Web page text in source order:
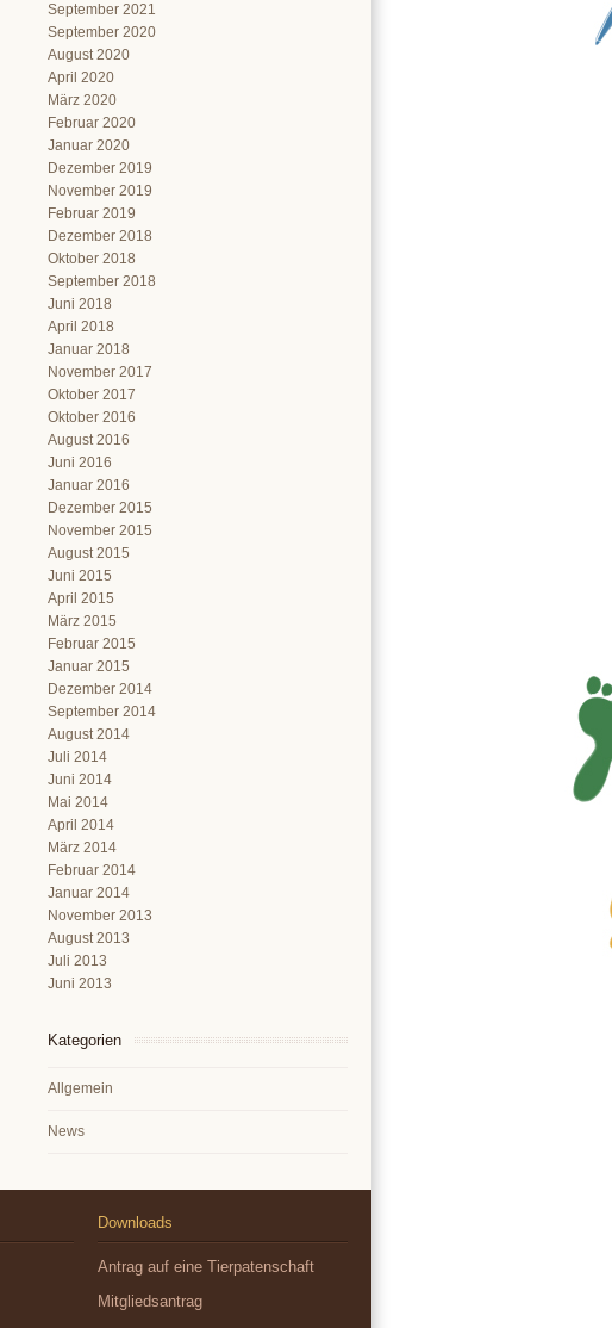
September 2021
September 2020
August 2020
April 2020
März 2020
Februar 2020
Januar 2020
Dezember 2019
November 2019
Februar 2019
Dezember 2018
Oktober 2018
September 2018
Juni 2018
April 2018
Januar 2018
November 2017
Oktober 2017
Oktober 2016
August 2016
Juni 2016
Januar 2016
Dezember 2015
November 2015
August 2015
Juni 2015
April 2015
März 2015
Februar 2015
Januar 2015
Dezember 2014
September 2014
August 2014
Juli 2014
Juni 2014
Mai 2014
April 2014
März 2014
Februar 2014
Januar 2014
November 2013
August 2013
Juli 2013
Juni 2013
Kategorien
Allgemein
News
Downloads
Antrag auf eine Tierpatenschaft
Mitgliedsantrag